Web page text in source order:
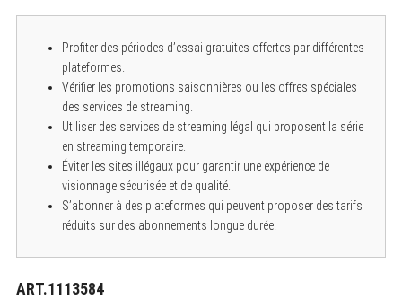
Profiter des périodes d’essai gratuites offertes par différentes
plateformes.
Vérifier les promotions saisonnières ou les offres spéciales
des services de streaming.
Utiliser des services de streaming légal qui proposent la série
en streaming temporaire.
Éviter les sites illégaux pour garantir une expérience de
visionnage sécurisée et de qualité.
S’abonner à des plateformes qui peuvent proposer des tarifs
réduits sur des abonnements longue durée.
ART.1113584